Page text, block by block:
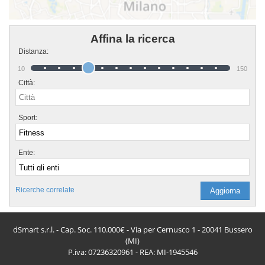
Affina la ricerca
Distanza:
10 150
Città:
Sport:
Ente:
Ricerche correlate
dSmart s.r.l. - Cap. Soc. 110.000€ - Via per Cernusco 1 - 20041 Bussero
(MI)
P.iva: 07236320961 - REA: MI-1945546